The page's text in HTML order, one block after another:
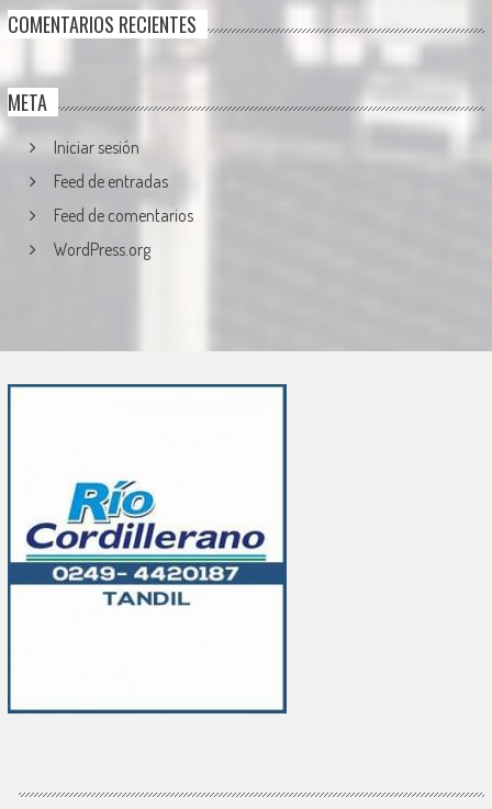
COMENTARIOS RECIENTES
META
Iniciar sesión
Feed de entradas
Feed de comentarios
WordPress.org